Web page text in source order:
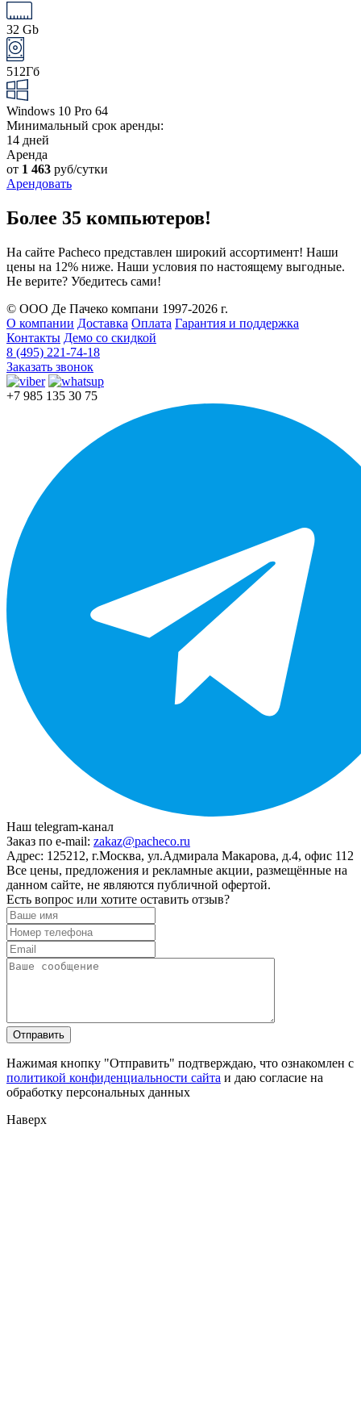
32 Gb
512Гб
Windows 10 Pro 64
Минимальный срок аренды:
14 дней
Аренда
от 1 463 руб/сутки
Арендовать
Более 35 компьютеров!
На сайте Pacheco представлен широкий ассортимент! Наши
цены на 12% ниже. Наши условия по настоящему выгодные.
Не верите? Убедитесь сами!
© ООО Де Пачеко компани 1997-2026 г.
О компании Доставка Оплата Гарантия и поддержка
Контакты Демо со скидкой
8 (495) 221-74-18
Заказать звонок
+7 985 135 30 75
Наш telegram-канал
Заказ по e-mail: zakaz@pacheco.ru
Адрес: 125212, г.Москва, ул.Адмирала Макарова, д.4, офис 112
Все цены, предложения и рекламные акции, размещённые на
данном сайте, не являются публичной офертой.
Есть вопрос или хотите оставить отзыв?
Нажимая кнопку "Отправить" подтверждаю, что ознакомлен с
политикой конфиденциальности сайта и даю согласие на
обработку персональных данных
Наверх